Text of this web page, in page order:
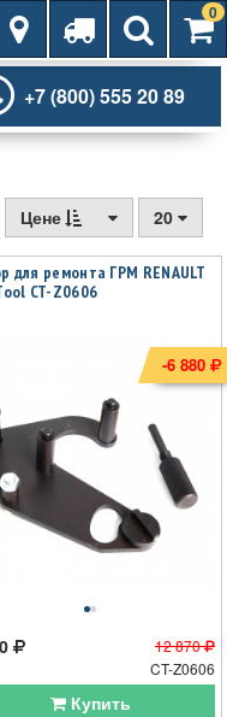
0
+7 (800) 555 20 89
Цене 20
для ремонта ГРМ RENAULT
CT-Z0606
12 870
CT-Z0606
Купить
-6 880